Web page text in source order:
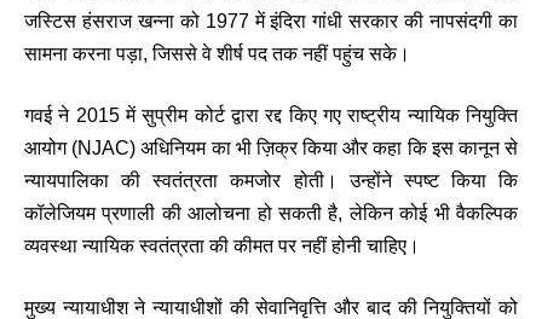
जस्टिस हंसराज खन्ना को 1977 में इंदिरा गांधी सरकार की नापसंदगी का
सामना करना पड़ा, जिससे वे शीर्ष पद तक नहीं पहुंच सके।
गवई ने 2015 में सुप्रीम कोर्ट द्वारा रद्द किए गए राष्ट्रीय न्यायिक नियुक्ति
आयोग (NJAC) अधिनियम का भी ज़िक्र किया और कहा कि इस कानून से
न्यायपालिका की स्वतंत्रता कमजोर होती। उन्होंने स्पष्ट किया कि
कॉलेजियम प्रणाली की आलोचना हो सकती है, लेकिन कोई भी वैकल्पिक
व्यवस्था न्यायिक स्वतंत्रता की कीमत पर नहीं होनी चाहिए।
मुख्य न्यायाधीश ने न्यायाधीशों की सेवानिवृत्ति और बाद की नियुक्तियों को